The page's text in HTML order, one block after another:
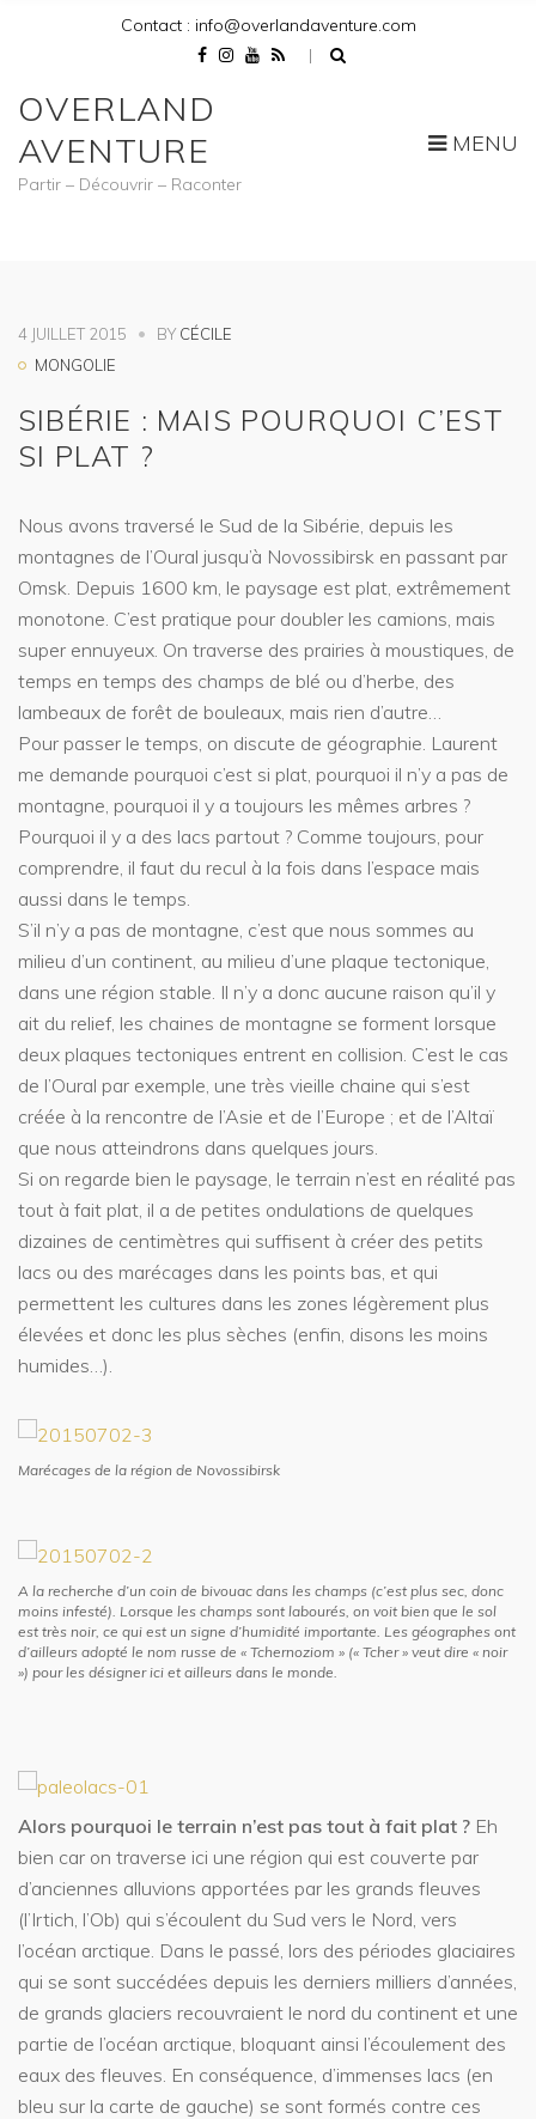
Contact : info@overlandaventure.com
OVERLAND
AVENTURE
Partir – Découvrir – Raconter
MENU
4 JUILLET 2015 BY CÉCILE
MONGOLIE
SIBÉRIE : MAIS POURQUOI C’EST
SI PLAT ?
Nous avons traversé le Sud de la Sibérie, depuis les
montagnes de l’Oural jusqu’à Novossibirsk en passant par
Omsk. Depuis 1600 km, le paysage est plat, extrêmement
monotone. C’est pratique pour doubler les camions, mais
super ennuyeux. On traverse des prairies à moustiques, de
temps en temps des champs de blé ou d’herbe, des
lambeaux de forêt de bouleaux, mais rien d’autre…
Pour passer le temps, on discute de géographie. Laurent
me demande pourquoi c’est si plat, pourquoi il n’y a pas de
montagne, pourquoi il y a toujours les mêmes arbres ?
Pourquoi il y a des lacs partout ? Comme toujours, pour
comprendre, il faut du recul à la fois dans l’espace mais
aussi dans le temps.
S’il n’y a pas de montagne, c’est que nous sommes au
milieu d’un continent, au milieu d’une plaque tectonique,
dans une région stable. Il n’y a donc aucune raison qu’il y
ait du relief, les chaines de montagne se forment lorsque
deux plaques tectoniques entrent en collision. C’est le cas
de l’Oural par exemple, une très vieille chaine qui s’est
créée à la rencontre de l’Asie et de l’Europe ; et de l’Altaï
que nous atteindrons dans quelques jours.
Si on regarde bien le paysage, le terrain n’est en réalité pas
tout à fait plat, il a de petites ondulations de quelques
dizaines de centimètres qui suffisent à créer des petits
lacs ou des marécages dans les points bas, et qui
permettent les cultures dans les zones légèrement plus
élevées et donc les plus sèches (enfin, disons les moins
humides…).
Marécages de la région de Novossibirsk
A la recherche d’un coin de bivouac dans les champs (c’est plus sec, donc
moins infesté). Lorsque les champs sont labourés, on voit bien que le sol
est très noir, ce qui est un signe d’humidité importante. Les géographes ont
d’ailleurs adopté le nom russe de « Tchernoziom » (« Tcher » veut dire « noir
») pour les désigner ici et ailleurs dans le monde.
Alors pourquoi le terrain n’est pas tout à fait plat ? Eh
bien car on traverse ici une région qui est couverte par
d’anciennes alluvions apportées par les grands fleuves
(l’Irtich, l’Ob) qui s’écoulent du Sud vers le Nord, vers
l’océan arctique. Dans le passé, lors des périodes glaciaires
qui se sont succédées depuis les derniers milliers d’années,
de grands glaciers recouvraient le nord du continent et une
partie de l’océan arctique, bloquant ainsi l’écoulement des
eaux des fleuves. En conséquence, d’immenses lacs (en
bleu sur la carte de gauche) se sont formés contre ces